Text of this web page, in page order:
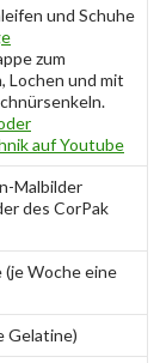
und Schuhe
zum
Lochen und mit
auf Youtube
Malbilder
des CorPak
(je Woche eine
Gelatine)